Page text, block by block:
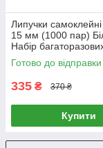
Липучки
15 мм (1000 пар)
Набір
для НУШ та творчості
Готово до відправки
335 ₴ 370 ₴
Купити